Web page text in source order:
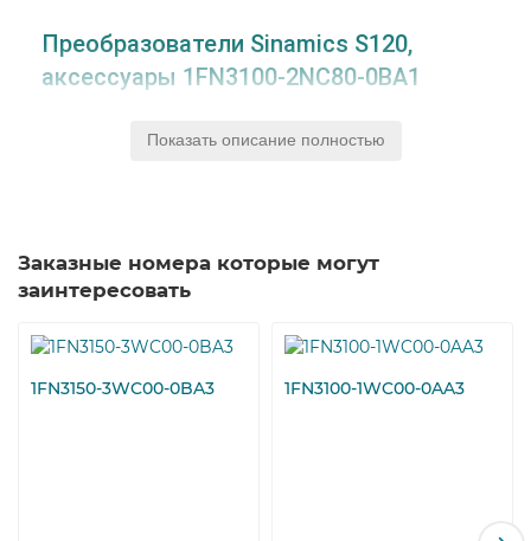
Преобразователи Sinamics S120,
аксессуары 1FN3100-2NC80-0BA1
Модульные частотные регуляторы СИМЕНС SINAMICS
настройки параметров любой режим управления:
скалярный, или серво, при этом изменения аппаратной
части не происходит.
SINAMICS представлены в разных концепциях
Показать описание полностью
Заказные номера которые могут
заинтересовать
1FN3150-3WC00-0BA3 1FN3100-1WC00-0AA3